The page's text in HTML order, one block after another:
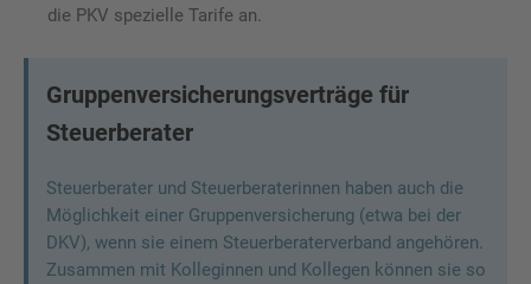
die PKV spezielle Tarife an.
Gruppenversicherungsverträge für
Steuerberater
Steuerberater und Steuerberaterinnen haben auch die
Möglichkeit einer Gruppenversicherung (etwa bei der
DKV), wenn sie einem Steuerberaterverband angehören.
Zusammen mit Kolleginnen und Kollegen können sie so